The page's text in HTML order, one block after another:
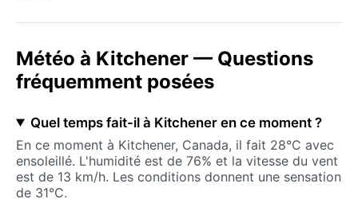
Météo à Kitchener — Questions
fréquemment posées
Quel temps fait-il à Kitchener en ce moment ?
En ce moment à Kitchener, Canada, il fait 28°C avec
ensoleillé. L'humidité est de 76% et la vitesse du vent
est de 13 km/h. Les conditions donnent une sensation
de 31°C.